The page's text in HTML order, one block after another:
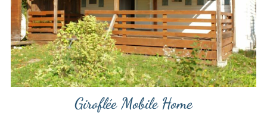
Giroflée Mobile Home